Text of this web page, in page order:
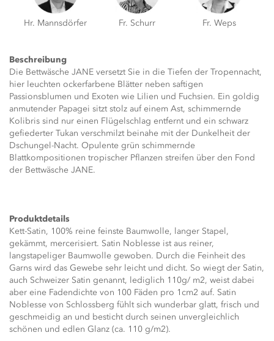
Hr. Mannsdörfer Fr. Schurr Fr. Weps
Beschreibung
Die Bettwäsche JANE versetzt Sie in die Tiefen der Tropennacht,
hier leuchten ockerfarbene Blätter neben saftigen
Passionsblumen und Exoten wie Lilien und Fuchsien. Ein goldig
anmutender Papagei sitzt stolz auf einem Ast, schimmernde
Kolibris sind nur einen Flügelschlag entfernt und ein schwarz
gefiederter Tukan verschmilzt beinahe mit der Dunkelheit der
Dschungel-Nacht. Opulente grün schimmernde
Blattkompositionen tropischer Pflanzen streifen über den Fond
der Bettwäsche JANE.
Produktdetails
Kett-Satin, 100% reine feinste Baumwolle, langer Stapel,
gekämmt, mercerisiert. Satin Noblesse ist aus reiner,
langstapeliger Baumwolle gewoben. Durch die Feinheit des
Garns wird das Gewebe sehr leicht und dicht. So wiegt der Satin,
auch Schweizer Satin genannt, lediglich 110g/ m2, weist dabei
aber eine Fadendichte von 100 Fäden pro 1cm2 auf. Satin
Noblesse von Schlossberg fühlt sich wunderbar glatt, frisch und
geschmeidig an und besticht durch seinen unvergleichlich
schönen und edlen Glanz (ca. 110 g/m2).